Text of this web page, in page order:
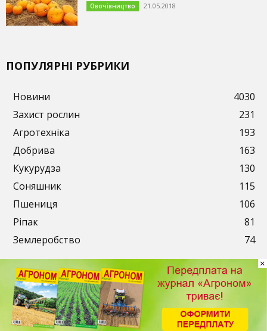
Овочівництво 21.05.2018
ПОПУЛЯРНІ РУБРИКИ
Новини
4030
Захист рослин
231
Агротехніка
193
Добрива
163
Кукурудза
130
Соняшник
115
Пшениця
106
Ріпак
81
Землеробство
74
© 2003-2026. ТОВ «АгроМедіа». Всі права захищені
Публікації Рекламодавцям Контакти
×